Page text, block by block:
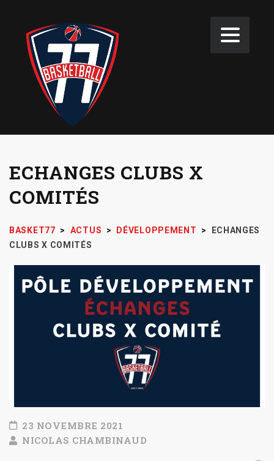
ECHANGES CLUBS X
COMITÉS
BASKET77 > ACTUS > DÉVELOPPEMENT >
ECHANGES
CLUBS X COMITÉS
23 NOVEMBRE 2021
NICOLAS CHAMBINAUD